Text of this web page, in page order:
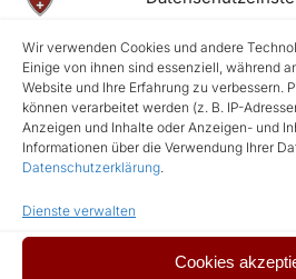
Wir verwenden Cookies und andere
Einige von ihnen sind essenziell, während
Website und Ihre Erfahrung zu verbessern.
können verarbeitet werden (z. B. IP-
Anzeigen und Inhalte oder Anzeigen- und
Informationen über die Verwendung Ihrer
Datenschutzerklärung.
Dienste verwalten
Cookies
Spielleut
2. November 2021
Auch sie gehören seit
unserem